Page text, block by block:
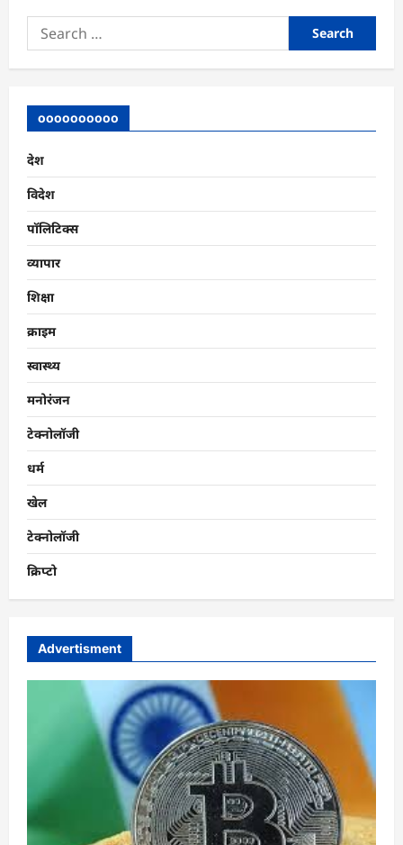
Search
for:
oooooooooo
देश
विदेश
पॉलिटिक्स
व्यापार
शिक्षा
क्राइम
स्वास्थ्य
मनोरंजन
टेक्नोलॉजी
धर्म
खेल
टेक्नोलॉजी
क्रिप्टो
Advertisment